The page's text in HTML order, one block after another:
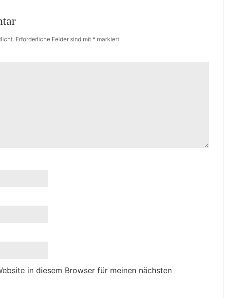
Erforderliche Felder sind mit * markiert
in diesem Browser für meinen nächsten